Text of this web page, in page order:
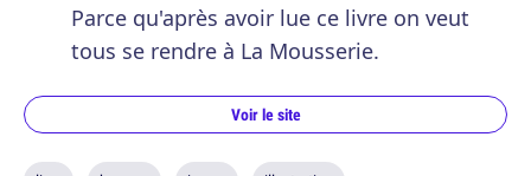
Parce qu'après avoir lue ce livre on veut
tous se rendre à La Mousserie.
Voir le site